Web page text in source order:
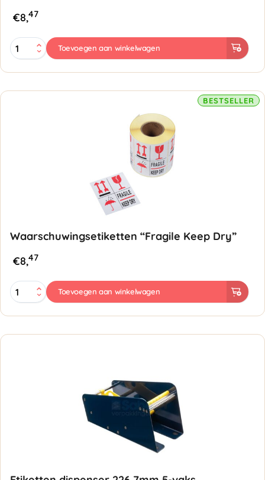
€8,47
Waarschuwingsetiketten
"GLAS
4
TALEN
Toevoegen aan winkelwagen
BESTSELLER
Waarschuwingsetiketten “Fragile Keep Dry”
€8,47
Waarschuwingsetiketten
"Fragile
aantal
Toevoegen aan winkelwagen